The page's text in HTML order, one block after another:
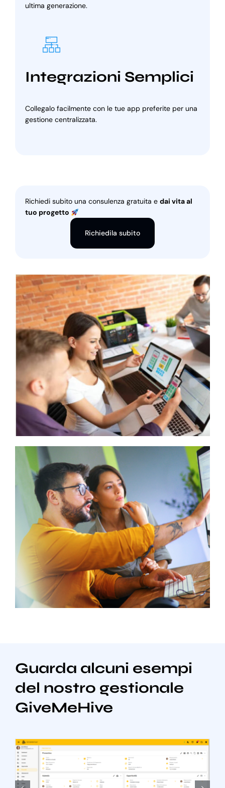
ultima generazione.
Integrazioni Semplici
Collegalo facilmente con le tue app preferite per una
gestione centralizzata.
Richiedi subito una consulenza gratuita e dai vita al
tuo progetto
Richiedila subito
Guarda alcuni esempi
del nostro gestionale
GiveMeHive